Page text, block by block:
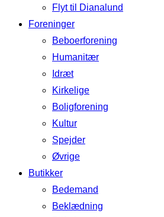
Flyt til Dianalund
Foreninger
Beboerforening
Humanitær
Idræt
Kirkelige
Boligforening
Kultur
Spejder
Øvrige
Butikker
Bedemand
Beklædning